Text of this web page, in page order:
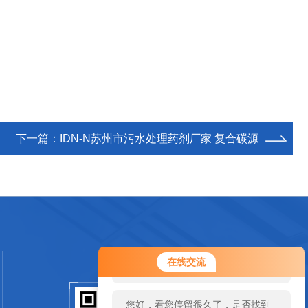
在线交流
您好！欢迎前来咨询，很高兴为您
服务，请问您要咨询什么问题呢？
您好，看您停留很久了，是否找到
下一篇： IDN-N苏州市污水处理药剂厂家 复合碳源